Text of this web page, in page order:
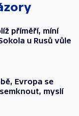
příměří, míní
u Rusů vůle
Evropa se
myslí